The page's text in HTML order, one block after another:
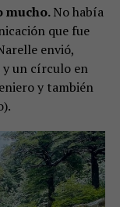
mucho.No había
que fue
envió,
y un círculo en
y también